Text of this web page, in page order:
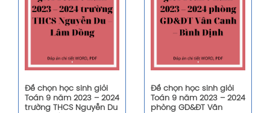
Đề chọn học sinh giỏi
Toán 9 năm 2023 – 2024
trường THCS Nguyễn Du
Đề chọn học sinh giỏi
Toán 9 năm 2023 – 2024
phòng GD&ĐT Vân